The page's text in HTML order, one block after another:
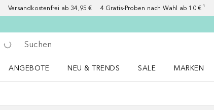
Versandkostenfrei ab 34,95 € 4 Gratis-Proben nach Wahl ab 10 € ¹
Gehe zurück
Suche ausführen
ANGEBOTE
NEU & TRENDS
SALE
MARKEN